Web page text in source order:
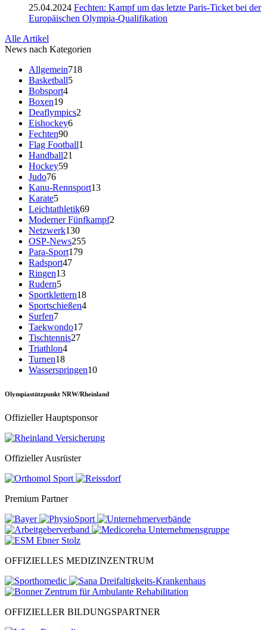
25.04.2024 Fechten: Kampf um das letzte Paris-Ticket bei der
Europäischen Olympia-Qualifikation
Alle Artikel
News nach Kategorien
Allgemein718
Basketball5
Bobsport4
Boxen19
Deaflympics2
Eishockey6
Fechten90
Flag Football1
Handball21
Hockey59
Judo76
Kanu-Rennsport13
Karate5
Leichtathletik69
Moderner Fünfkampf2
Netzwerk130
OSP-News255
Para-Sport179
Radsport47
Ringen13
Rudern5
Sportklettern18
Sportschießen4
Surfen7
Taekwondo17
Tischtennis27
Triathlon4
Turnen18
Wasserspringen10
Olympiastützpunkt NRW/Rheinland
Offizieller Hauptsponsor
Offizieller Ausrüster
Premium Partner
OFFIZIELLES MEDIZINZENTRUM
OFFIZIELLER BILDUNGSPARTNER